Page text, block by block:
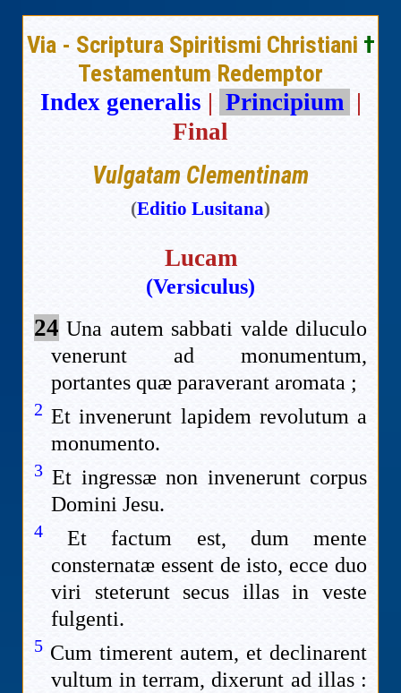
Via - Scriptura Spiritismi Christiani †
Testamentum Redemptor
Index generalis | Principium |
Final
Vulgatam Clementinam
(Editio Lusitana)
Lucam
(Versiculus)
24 Una autem sabbati valde diluculo
venerunt ad monumentum,
portantes quæ paraverant aromata ;
2 Et invenerunt lapidem revolutum a
monumento.
3 Et ingressæ non invenerunt corpus
Domini Jesu.
4
Et factum est, dum mente
consternatæ essent de isto, ecce duo
viri steterunt secus illas in veste
fulgenti.
5 Cum timerent autem, et declinarent
vultum in terram, dixerunt ad illas :